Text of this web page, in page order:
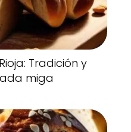
Tradición y
miga